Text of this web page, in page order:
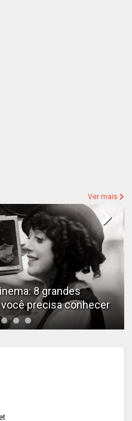
Ver mais
grandes
conhecer
Destaques